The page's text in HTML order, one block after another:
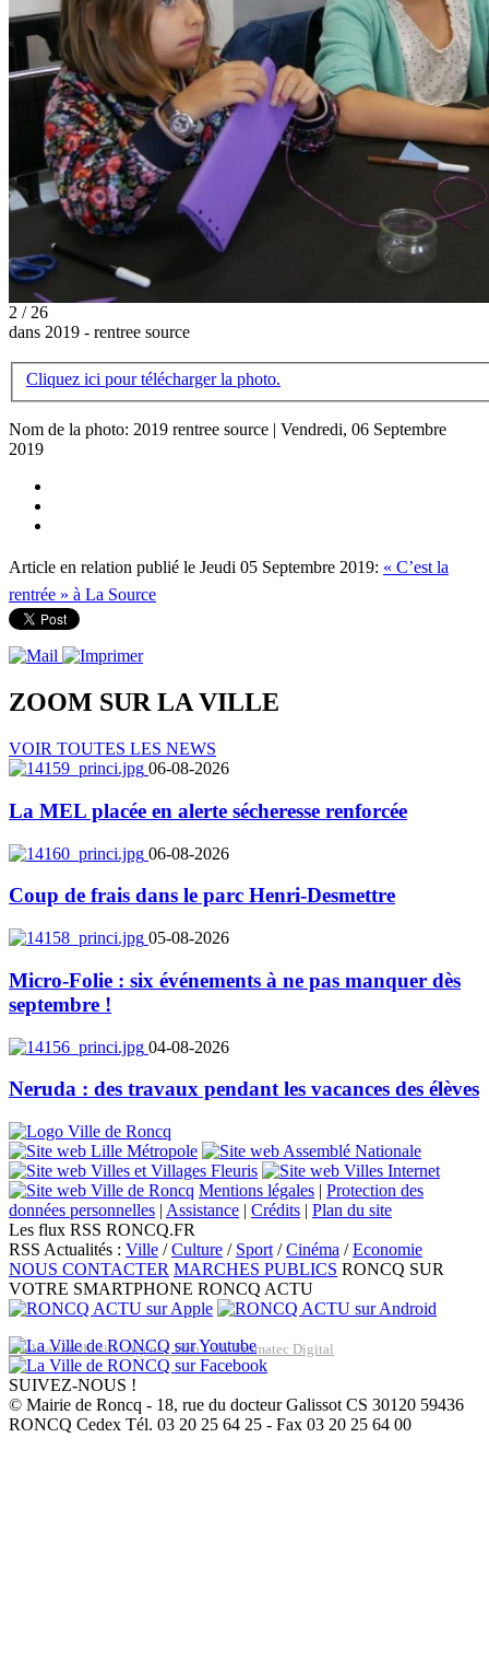
2 / 26
dans 2019 - rentree source
Cliquez ici pour télécharger la photo.
Nom de la photo: 2019 rentree source | Vendredi, 06 Septembre
2019
Article en relation publié le Jeudi 05 Septembre 2019: « C’est la
rentrée » à La Source
ZOOM SUR LAVILLE
VOIR TOUTES LES NEWS
06-08-2026
La MEL placée en alerte sécheresse renforcée
06-08-2026
Coup de frais dans le parc Henri-Desmettre
05-08-2026
Micro-Folie : six événements à ne pas manquer dès
septembre !
04-08-2026
Neruda : des travaux pendant les vacances des élèves
Mentions légales | Protection des
données personnelles | Assistance | Crédits | Plan du site
Les flux RSS RONCQ.FR
RSS Actualités : Ville /Culture / Sport /Cinéma /Economie
NOUS CONTACTER MARCHES PUBLICS RONCQ SUR
VOTRE SMARTPHONE RONCQ ACTU
Réalisation du site: Agence Web Lille Promatec Digital
SUIVEZ-NOUS !
© Mairie de Roncq - 18, rue du docteur Galissot CS 30120 59436
RONCQ Cedex Tél. 03 20 25 64 25 - Fax 03 20 25 64 00